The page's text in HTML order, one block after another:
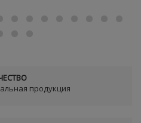
продукция